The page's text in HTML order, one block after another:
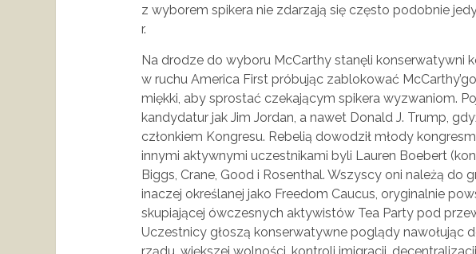
z wyborem spikera nie zdarzają się często podobnie
r.
Na drodze do wyboru McCarthy stanęli konserwatywni
w ruchu America First próbując zablokować
miękki, aby sprostać czekającym spikera wyzwaniom.
kandydatur jak Jim Jordan, a nawet Donald J. Trump,
członkiem Kongresu. Rebelią dowodził młody
innymi aktywnymi uczestnikami byli Lauren Boebert
Biggs, Crane, Good i Rosenthal. Wszyscy oni należą do
inaczej określanej jako Freedom Caucus, oryginalnie
skupiającej ówczesnych aktywistów Tea Party pod
Uczestnicy głoszą konserwatywne poglądy nawołując